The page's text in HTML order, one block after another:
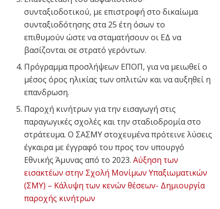
συνταξιοδοτικού, με επιστροφή στο δικαίωμα
συνταξιοδότησης στα 25 έτη όσων το
επιθυμούν ώστε να σταματήσουν οι ΕΔ να
βασίζονται σε στρατό γερόντων.
Πρόγραμμα προσλήψεων ΕΠΟΠ, για να μειωθεί ο
μέσος όρος ηλικίας των οπλιτών και να αυξηθεί η
επανδρωση.
Παροχή κινήτρων για την εισαγωγή στις
παραγωγικές σχολές και την σταδιοδρομία στο
στράτευμα. Ο ΣΑΣΜΥ στοχευμένα πρότεινε λύσεις
έγκαιρα με έγγραφό του προς τον υπουργό
Εθνικής Άμυνας από το 2023.Αύξηση των
εισακτέων στην Σχολή Μονίμων Υπαξιωματικών
(ΣΜΥ) – Κάλυψη των κενών θέσεων- Δημιουργία
παροχής κινήτρων